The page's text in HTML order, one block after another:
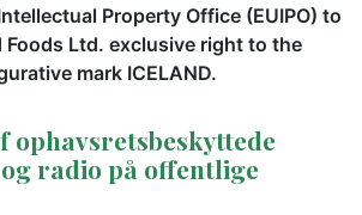
Property Office (EUIPO) to
Foods Ltd. exclusive right to the
mark ICELAND.
ophavsretsbeskyttede
radio på offentlige